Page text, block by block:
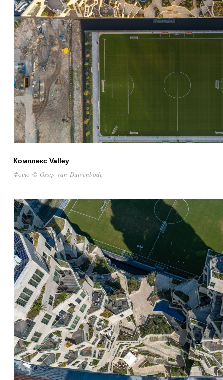
Комплекс Valley
Фото © Ossip van Duivenbode